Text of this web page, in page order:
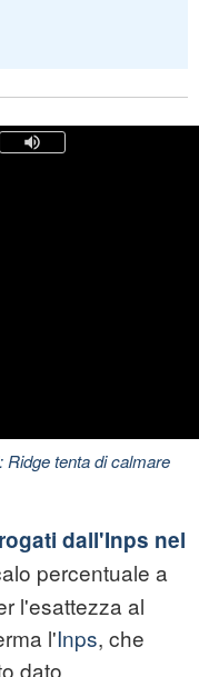
Ridge tenta di calmare
dall'Inps nel
percentuale a
l'esattezza al
l'Inps, che
dato